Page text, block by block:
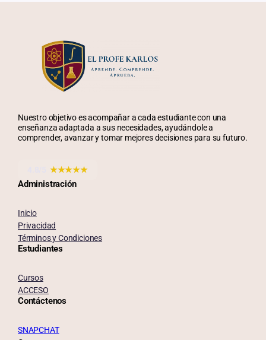
Nuestro objetivo es acompañar a cada estudiante con una
enseñanza adaptada a sus necesidades, ayudándole a
comprender, avanzar y tomar mejores decisiones para su futuro.
★★★★★
Administración
Inicio
Privacidad
Términos y Condiciones
Estudiantes
Cursos
ACCESO
Contáctenos
SNAPCHAT